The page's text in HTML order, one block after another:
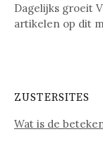
Dagelijks groeit
artikelen op dit
ZUSTERSITES
Wat is de